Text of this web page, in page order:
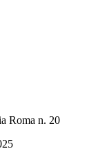
Roma n. 20